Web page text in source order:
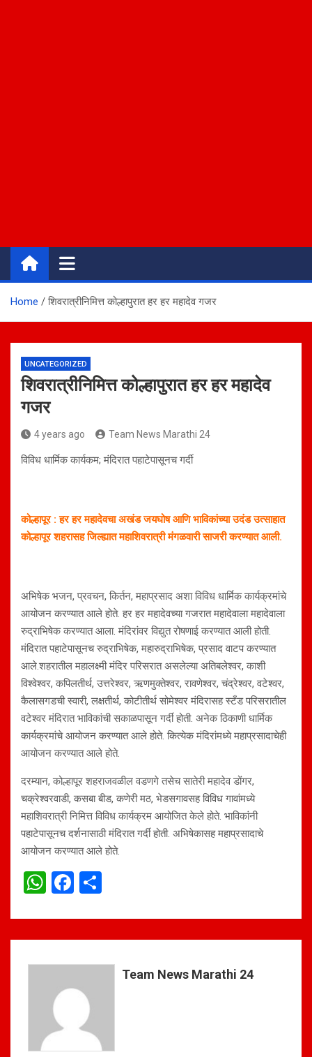
Home शिवरात्रीनिमित्त कोल्हापुरात हर हर महादेव गजर
UNCATEGORIZED
शिवरात्रीनिमित्त कोल्हापुरात हर हर महादेव
गजर
4 years ago Team News Marathi 24
विविध धार्मिक कार्यकम; मंदिरात पहाटेपासूनच गर्दी
कोल्हापूर : हर हर महादेवचा अखंड जयघोष आणि भाविकांच्या उदंड उत्साहात
कोल्हापूर शहरासह जिल्ह्यात महाशिवरात्री मंगळवारी साजरी करण्यात आली.
अभिषेक भजन, प्रवचन, किर्तन, महाप्रसाद अशा विविध धार्मिक कार्यक्रमांचे
आयोजन करण्यात आले होते. हर हर महादेवच्या गजरात महादेवाला महादेवाला
रुद्राभिषेक करण्यात आला. मंदिरांवर विद्युत रोषणाई करण्यात आली होती.
मंदिरात पहाटेपासूनच रुद्राभिषेक, महारुद्राभिषेक, प्रसाद वाटप करण्यात
आले.शहरातील महालक्ष्मी मंदिर परिसरात असलेल्या अतिबलेश्वर, काशी
विश्वेश्वर, कपिलतीर्थ, उत्तरेश्वर, ऋणमुक्तेश्वर, रावणेश्वर, चंद्रेश्वर, वटेश्वर,
कैलासगडची स्वारी, लक्षतीर्थ, कोटीतीर्थ सोमेश्वर मंदिरासह स्टँड परिसरातील
वटेश्वर मंदिरात भाविकांची सकाळपासून गर्दी होती. अनेक ठिकाणी धार्मिक
कार्यक्रमांचे आयोजन करण्यात आले होते. कित्येक मंदिरांमध्ये महाप्रसादाचेही
आयोजन करण्यात आले होते.
दरम्यान, कोल्हापूर शहराजवळील वडणगे तसेच सातेरी महादेव डोंगर,
चक्रेश्वरवाडी, कसबा बीड, कणेरी मठ, भेडसगावसह विविध गावांमध्ये
महाशिवरात्री निमित्त विविध कार्यक्रम आयोजित केले होते. भाविकांनी
पहाटेपासूनच दर्शनासाठी मंदिरात गर्दी होती. अभिषेकासह महाप्रसादाचे
आयोजन करण्यात आले होते.
W
at
A
p
p
F
ce
o
o
k
ar
Team News Marathi 24